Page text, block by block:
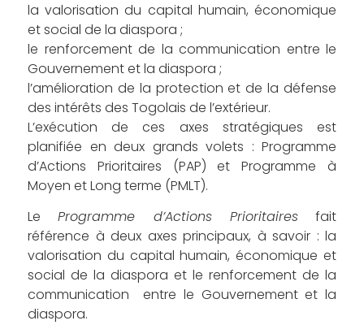
la valorisation du capital humain, économique
et social de la diaspora ;
le renforcement de la communication entre le
Gouvernement et la diaspora ;
l’amélioration de la protection et de la défense
des intérêts des Togolais de l’extérieur.
L’exécution de ces axes stratégiques est
planifiée en deux grands volets : Programme
d’Actions Prioritaires (PAP) et Programme à
Moyen et Long terme (PMLT).
LeProgramme d’Actions Prioritairesfait
référence à deux axes principaux, à savoir : la
valorisation du capital humain, économique et
social de la diaspora et le renforcement de la
communication entre le Gouvernement et la
diaspora.